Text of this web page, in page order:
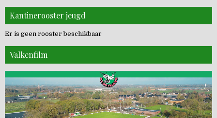
Kantinerooster jeugd
Er is geen rooster beschikbaar
Valkenfilm